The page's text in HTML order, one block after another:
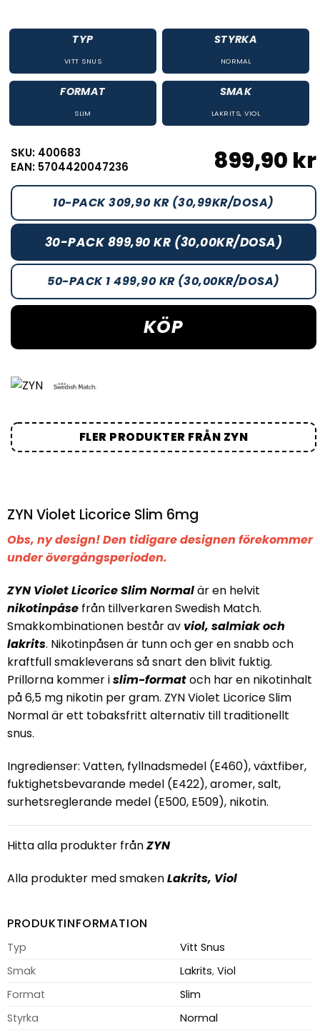
TYP
VITT SNUS
STYRKA
NORMAL
FORMAT
SLIM
SMAK
LAKRITS,VIOL
SKU: 400683
EAN: 5704420047236
899,90 kr
10-PACK 309,90 KR (30,99KR/DOSA)
30-PACK 899,90 KR (30,00KR/DOSA)
50-PACK 1 499,90 KR (30,00KR/DOSA)
KÖP
FLER PRODUKTER FRÅN ZYN
ZYN Violet Licorice Slim 6mg
Obs, ny design! Den tidigare designen förekommer
under övergångsperioden.
ZYN Violet Licorice Slim Normalär en helvit
nikotinpåsefrån tillverkaren Swedish Match.
Smakkombinationen består av viol, salmiak och
lakrits. Nikotinpåsen är tunn och ger en snabb och
kraftfull smakleverans så snart den blivit fuktig.
Prillorna kommer islim-formatoch har en nikotinhalt
på 6,5 mg nikotin per gram. ZYN Violet Licorice Slim
Normal är ett tobaksfritt alternativ till traditionellt
snus.
Ingredienser: Vatten, fyllnadsmedel (E460), växtfiber,
fuktighetsbevarande medel (E422), aromer, salt,
surhetsreglerande medel (E500, E509), nikotin.
Hitta alla produkter frånZYN
Alla produkter med smakenLakrits, Viol
PRODUKTINFORMATION
Typ
Vitt Snus
Smak
Lakrits, Viol
Format
Slim
Styrka
Normal